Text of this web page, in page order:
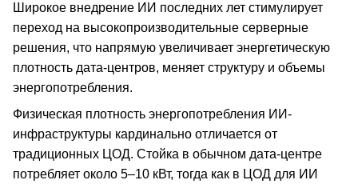
Широкое внедрение ИИ последних лет стимулирует
переход на высокопроизводительные серверные
решения, что напрямую увеличивает энергетическую
плотность дата-центров, меняет структуру и объемы
энергопотребления.
Физическая плотность энергопотребления ИИ-
инфраструктуры кардинально отличается от
традиционных ЦОД. Стойка в обычном дата-центре
потребляет около 5–10 кВт, тогда как в ЦОД для ИИ